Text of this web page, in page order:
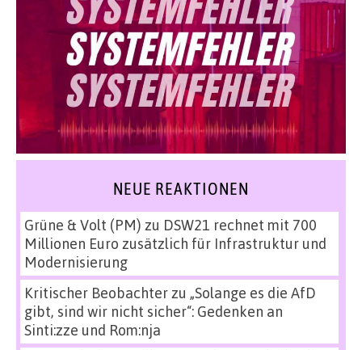
NEUE REAKTIONEN
Grüne & Volt (PM) zu DSW21 rechnet mit 700
Millionen Euro zusätzlich für Infrastruktur und
Modernisierung
Kritischer Beobachterzu „Solange es die AfD
gibt, sind wir nicht sicher“: Gedenken an
Sinti:zze und Rom:nja